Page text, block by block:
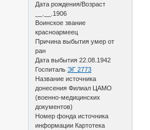
Дата рождения/Возраст
__.__.1906
Воинское звание
красноармеец
Причина выбытия умер от
ран
Дата выбытия 22.08.1942
ГоспитальЭГ 2773
Название источника
донесения Филиал ЦАМО
(военно-медицинских
документов)
Номер фонда источника
информации Картотека